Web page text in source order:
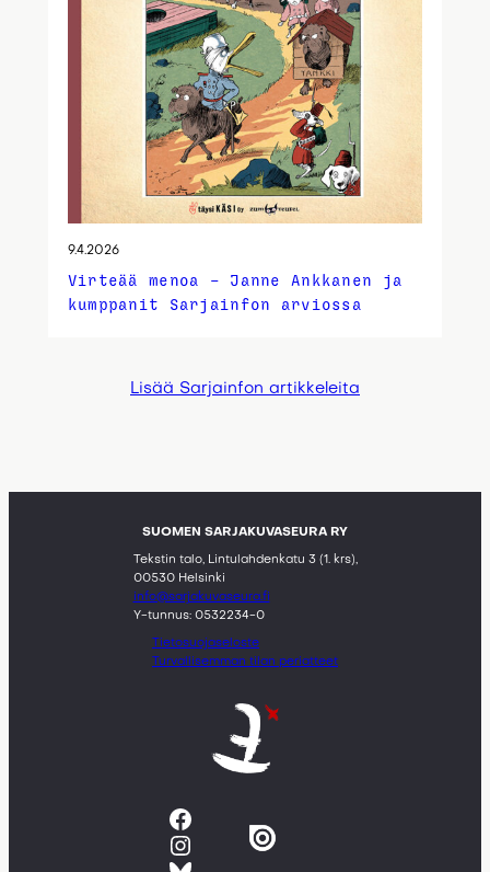
9.4.2026
Virteää menoa – Janne Ankkanen ja
kumppanit Sarjainfon arviossa
Lisää Sarjainfon artikkeleita
SUOMEN SARJAKUVASEURA RY
Tekstin talo, Lintulahdenkatu 3 (1. krs),
00530 Helsinki
info@sarjakuvaseura.fi
Y-tunnus: 0532234-0
Tietosuojaseloste
Turvallisemman tilan periatteet
Facebook
Instagram